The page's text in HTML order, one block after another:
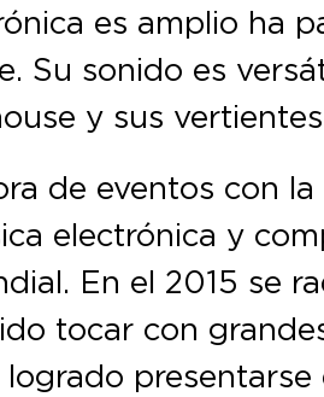
es amplio ha
Su sonido es
y sus
de eventos con
electrónica y
En el 2015 se
tocar con
presentarse